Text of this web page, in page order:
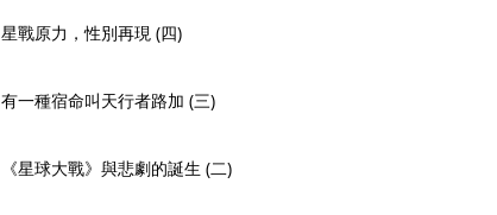
星戰原力，性別再現 (四)
有一種宿命叫天行者路加 (三)
《星球大戰》與悲劇的誕生 (二)